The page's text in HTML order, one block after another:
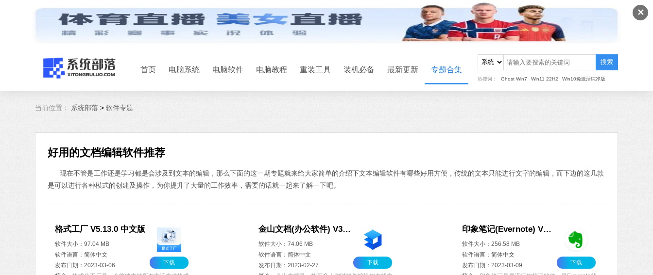
✕
首页 电脑系统 电脑软件 电脑教程 重装工具 装机必备 最新更新 专题合集
搜索
热搜词： Ghost Win7 Win11 22H2 Win10免激活纯净版
当前位置： 系统部落 > 软件专题
好用的文档编辑软件推荐
现在不管是工作还是学习都是会涉及到文本的编辑，那么下面的这一期专题就来给大家简单的介绍下文本编辑软件有哪些好用方便，传统的文本只能进行文字的编辑，而下边的这几款
是可以进行各种模式的创建及操作，为你提升了大量的工作效率，需要的话就一起来了解一下吧。
格式工厂 V5.13.0 中文版
软件大小：97.04 MB
软件语言：简体中文
发布日期：2023-03-06
下载
金山文档(办公软件) V3.8.1 中文版
软件大小：74.06 MB
软件语言：简体中文
发布日期：2023-02-27
下载
印象笔记(Evernote) V10.51.7 官方版
软件大小：256.58 MB
软件语言：简体中文
发布日期：2023-03-09
下载